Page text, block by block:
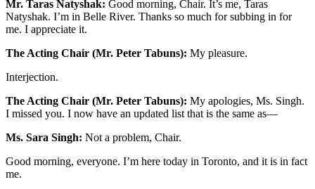
Mr. Taras Natyshak: Good morning, Chair. It’s me, Taras
Natyshak. I’m in Belle River. Thanks so much for subbing in for
me. I appreciate it.
The Acting Chair (Mr. Peter Tabuns): My pleasure.
Interjection.
The Acting Chair (Mr. Peter Tabuns): My apologies, Ms. Singh.
I missed you. I now have an updated list that is the same as—
Ms. Sara Singh: Not a problem, Chair.
Good morning, everyone. I’m here today in Toronto, and it is in fact
me.